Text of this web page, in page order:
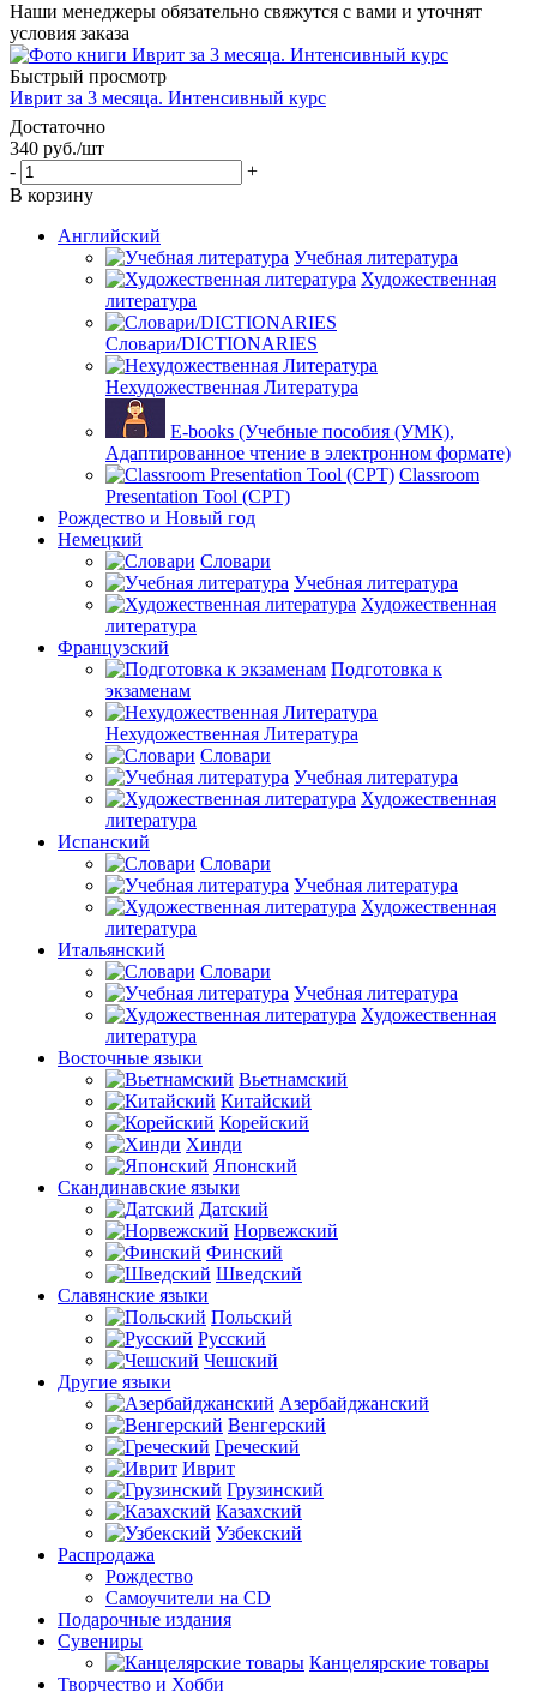
Наши менеджеры обязательно свяжутся с вами и уточнят
условия заказа
Быстрый просмотр
Иврит за 3 месяца. Интенсивный курс
Достаточно
340 руб./шт
-
+
В корзину
Английский
Учебная литература
Художественная
литература
Словари/DICTIONARIES
Нехудожественная Литература
E-books (Учебные пособия (УМК),
Адаптированное чтение в электронном формате)
Classroom
Presentation Tool (CPT)
Рождество и Новый год
Немецкий
Словари
Учебная литература
Художественная
литература
Французский
Подготовка к
экзаменам
Нехудожественная Литература
Словари
Учебная литература
Художественная
литература
Испанский
Словари
Учебная литература
Художественная
литература
Итальянский
Словари
Учебная литература
Художественная
литература
Восточные языки
Вьетнамский
Китайский
Корейский
Хинди
Японский
Скандинавские языки
Датский
Норвежский
Финский
Шведский
Славянские языки
Польский
Русский
Чешский
Другие языки
Азербайджанский
Венгерский
Греческий
Иврит
Грузинский
Казахский
Узбекский
Распродажа
Рождество
Самоучители на CD
Подарочные издания
Сувениры
Канцелярские товары
Творчество и Хобби